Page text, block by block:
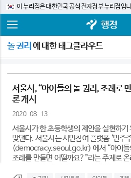
이 누리집은 대한민국 공식 전자정부 누리집입
행정
놀 권리 에 대한 태그클라우드
서울시, “아이들의 놀 권리, 조례로
론 개시
2020-08-13
서울시가 한 초등학생의 제안을 실현하기
맞댄다. 서울시는 시민참여 플랫폼 ‘민주
(democracy.seoul.go.kr) 에서 “아이들
조례를 만들면 어떨까요?”라는 주제로